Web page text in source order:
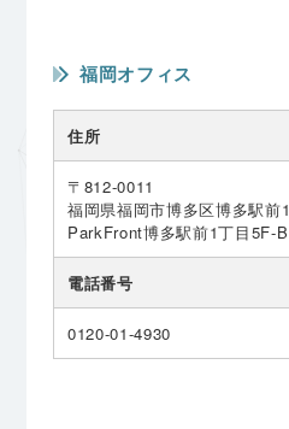
福岡オフィス
住所
〒812-0011
福岡県福岡市博多区博多駅前
ParkFront博多駅前1丁目5F-B
電話番号
0120-01-4930